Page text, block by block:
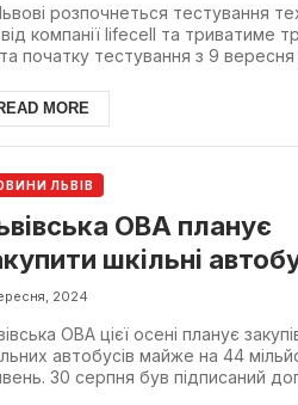
розпочнеться тестування
компанії lifecell та триватиме
початку тестування з 9
MORE
ЛЬВІВ
ОВА планує
шкільні
млн. гривень
2024
ОВА цієї осені планує
автобусів майже на 44
30 серпня був підписаний